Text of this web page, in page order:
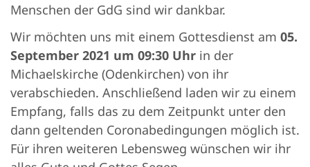
Menschen der GdG sind wir dankbar.
Wir möchten uns mit einem Gottesdienst am 05.
September 2021 um 09:30 Uhr in der
Michaelskirche (Odenkirchen) von ihr
verabschieden. Anschließend laden wir zu einem
Empfang, falls das zu dem Zeitpunkt unter den
dann geltenden Coronabedingungen möglich ist.
Für ihren weiteren Lebensweg wünschen wir ihr